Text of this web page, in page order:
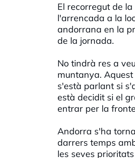
El recorregut de
l'arrencada a la
andorrana en la
de la jornada.
No tindrà res a
muntanya.
s'està parlant si
està decidit si el
entrar per la
Andorra s'ha
darrers temps
les seves